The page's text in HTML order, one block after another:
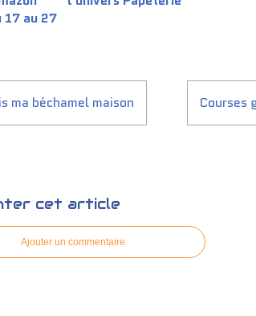
17 au 27
ma béchamel maison
Courses
cet article
Ajouter un commentaire